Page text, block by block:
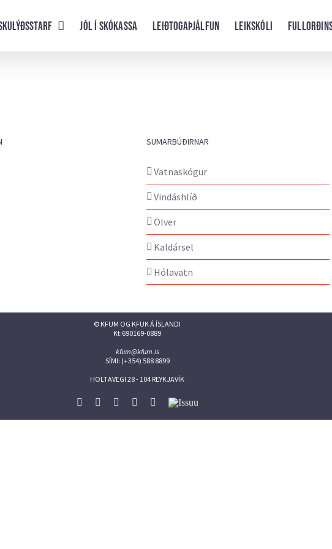
Jól í skókassa Leiðtogaþjálfun Leikskóli
SUMARBÚÐIRNAR
Vatnaskógur
Vindáshlíð
Ölver
Kaldársel
Hólavatn
© KFUM OG KFUK Á ÍSLANDI
Kt:690169-0889
kfum@kfum.is
SÍMI: (+354) 588 8899
HOLTAVEGI 28 - 104 REYKJAVÍK
Facebook
TwitterInstagram
Flickr YouTube
Issuu